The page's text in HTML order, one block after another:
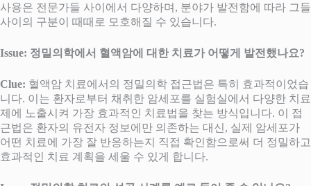
사용은 전문가들 사이에서 다양하며, 분야가 발전함에 따라 그들
사이의 구분이 때때로 모호해질 수 있습니다.
Issue: 정밀의학에서 혈액암에 대한 치료가 어떻게 발전했나요?
Clue: 혈액암 치료에서의 정밀의학 접근법은 특히 효과적이었습
니다. 이는 환자로부터 채취한 암세포를 실험실에서 다양한 치료
제에 노출시켜 가장 효과적인 치료법을 찾는 방식입니다. 이 접
근법은 환자의 유전자 정보에만 의존하는 대신, 실제 암세포가
어떤 치료에 가장 잘 반응하는지 직접 확인함으로써 더 정밀하고
효과적인 치료 계획을 세울 수 있게 합니다.